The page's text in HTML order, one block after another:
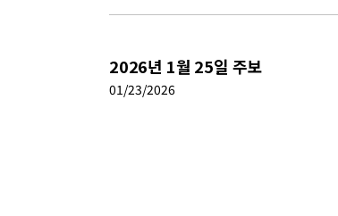
2026년 1월 25일 주보
01/23/2026